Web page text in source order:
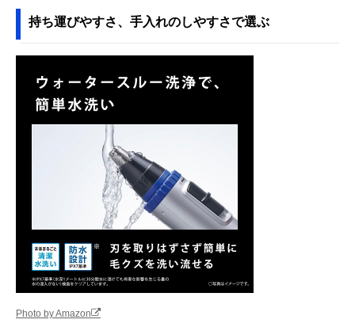
持ち運びやすさ、手入れのしやすさで選ぶ
Photo by Amazon